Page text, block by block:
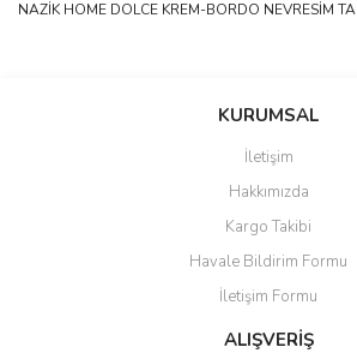
NAZİK HOME DOLCE KREM-BORDO NEVRESİM
Bu ürüne ilk yorumu siz
Ürün resmi kalitesiz, bozuk veya
Ürün açıklamasında eksik bilgiler bulunuyor.
Ürün bilgilerinde hatalar bulunuyor.
Ürün fiyatı diğer sitelerden daha pahalı.
Bu ürüne benzer farklı alternatifler olmalı.
KURUMSAL
İletişim
Hakkımızda
Kargo Takibi
Havale Bildirim Formu
İletişim Formu
ALIŞVERİŞ